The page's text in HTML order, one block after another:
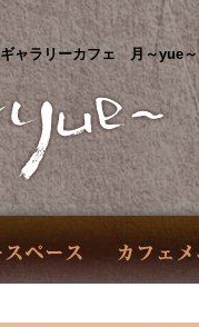
ギャラリーカフェ 月～yue～